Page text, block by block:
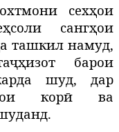
сехҳои
сангҳои
ташкил намуд,
барои
шуд, дар
корӣ ва